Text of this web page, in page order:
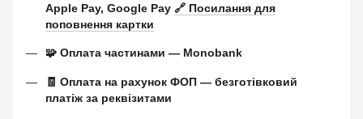
Apple Pay, Google Pay 🔗 Посилання для
поповнення картки
🧩 Оплата частинами — Monobank
🧾 Оплата на рахунок ФОП — безготівковий
платіж за реквізитами